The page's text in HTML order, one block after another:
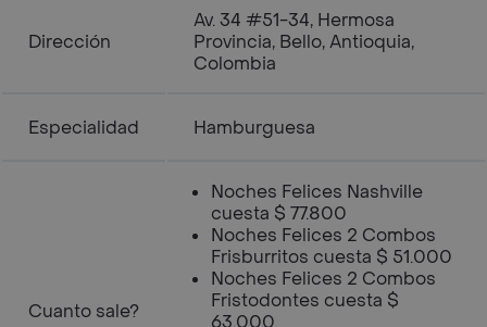
Dirección
Av. 34 #51-34, Hermosa
Provincia, Bello, Antioquia,
Colombia
Especialidad Hamburguesa
Cuanto sale?
Noches Felices Nashville
cuesta $ 77.800
Noches Felices 2 Combos
Frisburritos cuesta $ 51.000
Noches Felices 2 Combos
Fristodontes cuesta $
63.000